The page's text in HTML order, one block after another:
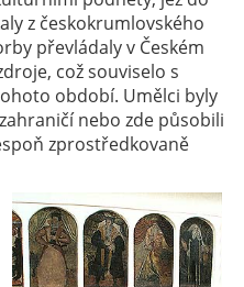
z českokrumlovského
převládaly v Českém
což souviselo s
období. Umělci byly
nebo zde působili
zprostředkovaně